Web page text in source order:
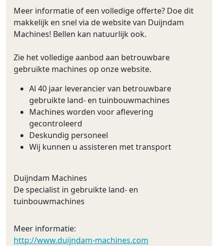
Meer informatie of een volledige offerte? Doe dit
makkelijk en snel via de website van Duijndam
Machines! Bellen kan natuurlijk ook.
Zie het volledige aanbod aan betrouwbare
gebruikte machines op onze website.
Al 40 jaar leverancier van betrouwbare
gebruikte land- en tuinbouwmachines
Machines worden voor aflevering
gecontroleerd
Deskundig personeel
Wij kunnen u assisteren met transport
Duijndam Machines
De specialist in gebruikte land- en
tuinbouwmachines
Meer informatie:
http://www.duijndam-machines.com